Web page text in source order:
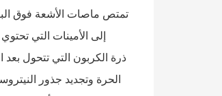
الحرة وتجديد جذور